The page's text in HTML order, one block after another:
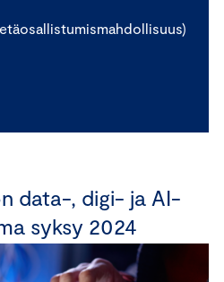
data-, digi- ja AI-
syksy 2024